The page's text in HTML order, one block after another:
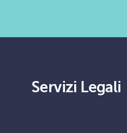
Servizi Legali